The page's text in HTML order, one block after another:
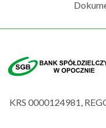
KRS 0000124981,